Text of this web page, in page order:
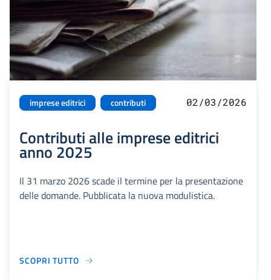
imprese editrici contributi 02/03/2026
Contributi alle imprese editrici
anno 2025
Il 31 marzo 2026 scade il termine per la presentazione
delle domande. Pubblicata la nuova modulistica.
SCOPRI TUTTO